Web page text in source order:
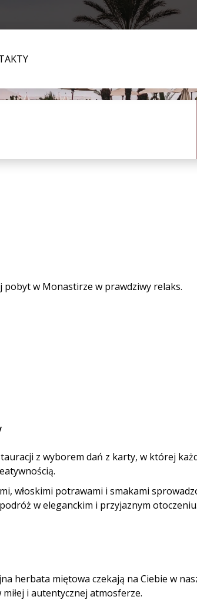
pobyt w Monastirze w prawdziwy relaks.
z wyborem dań z karty, w której
włoskimi potrawami i smakami
w eleganckim i przyjaznym otoczeniu.
herbata miętowa czekają na Ciebie w
i autentycznej atmosferze.